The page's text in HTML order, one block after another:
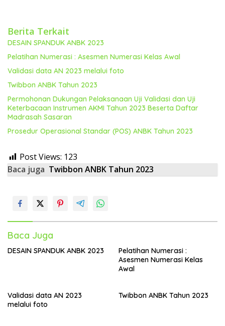
Berita Terkait
DESAIN SPANDUK ANBK 2023
Pelatihan Numerasi : Asesmen Numerasi Kelas Awal
Validasi data AN 2023 melalui foto
Twibbon ANBK Tahun 2023
Permohonan Dukungan Pelaksanaan Uji Validasi dan Uji
Keterbacaan Instrumen AKMI Tahun 2023 Beserta Daftar
Madrasah Sasaran
Prosedur Operasional Standar (POS) ANBK Tahun 2023
Post Views: 123
Baca juga Twibbon ANBK Tahun 2023
Baca Juga
DESAIN SPANDUK ANBK 2023
Pelatihan Numerasi :
Asesmen Numerasi Kelas
Awal
Validasi data AN 2023
melalui foto
Twibbon ANBK Tahun 2023